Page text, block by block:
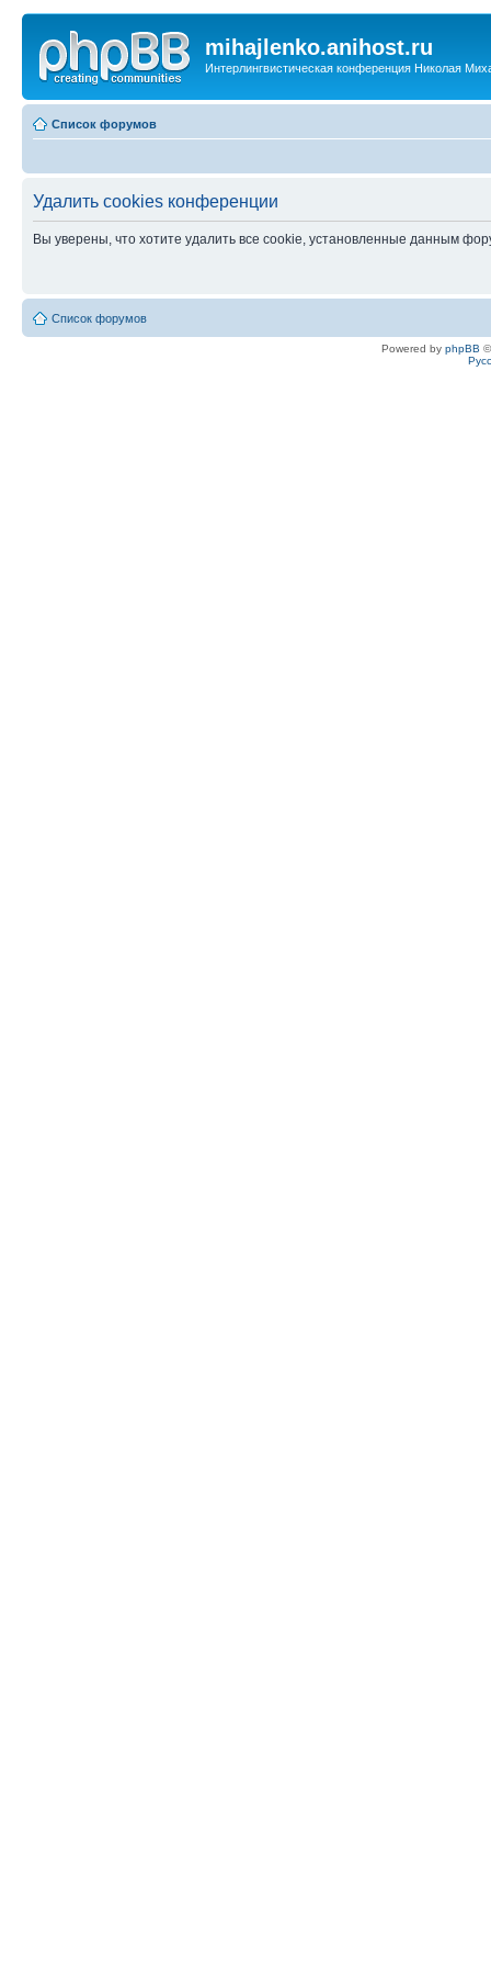
mihajlenko.anihost.ru
Интерлингвистическая конференция Николая
Список форумов
Удалить cookies конференции
Вы уверены, что хотите удалить все cookie, установленные данным
Список форумов
Powered by phpBB